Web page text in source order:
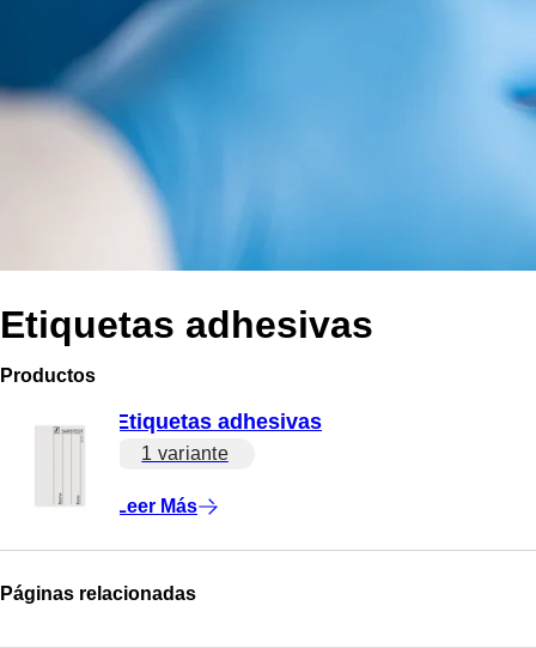
Etiquetas adhesivas
Productos
Etiquetas adhesivas
1 variante
Leer Más
Páginas relacionadas